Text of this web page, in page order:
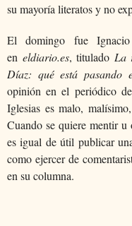
su mayoría literatos y no
El domingo fue
en eldiario.es, titulado La
Díaz: qué está pasando
opinión en el periódico
Iglesias es malo,
Cuando se quiere mentir
es igual de útil publicar
como ejercer de
en su columna.